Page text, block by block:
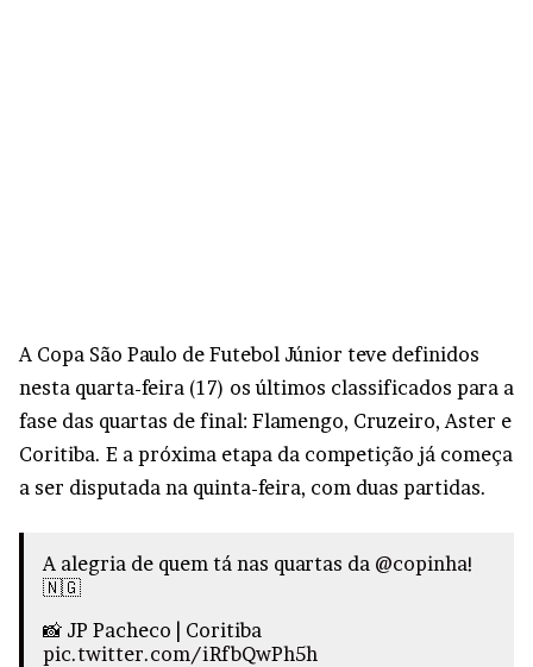
A Copa São Paulo de Futebol Júnior teve definidos
nesta quarta-feira (17) os últimos classificados para a
fase das quartas de final: Flamengo, Cruzeiro, Aster e
Coritiba. E a próxima etapa da competição já começa
a ser disputada na quinta-feira, com duas partidas.
A alegria de quem tá nas quartas da @copinha!
🇳🇬
📸 JP Pacheco | Coritiba
pic.twitter.com/iRfbQwPh5h